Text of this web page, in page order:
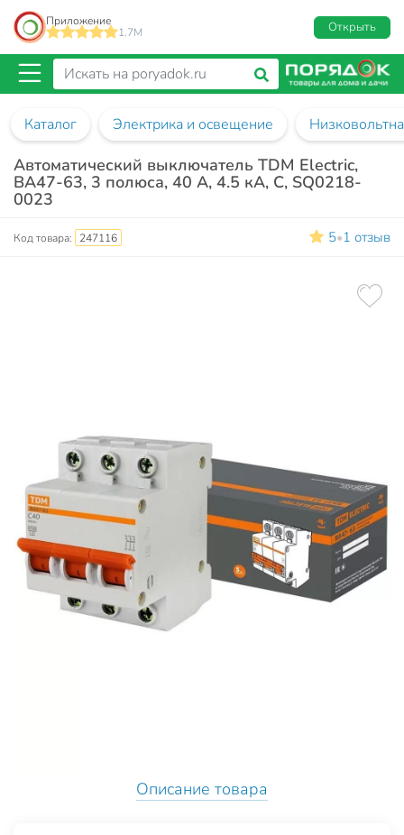
Приложение
1.7M
Открыть
Каталог Электрика и освещение
Автоматический выключатель TDM Electric,
ВА47-63, 3 полюса, 40 А, 4.5 кА, С, SQ0218-
0023
Код товара: 247116 5•1 отзыв
Описание товара